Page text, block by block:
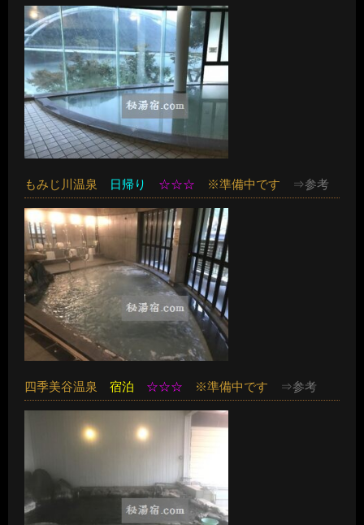
もみじ川温泉 日帰り ☆☆☆ ※準備中です ⇒参考
四季美谷温泉 宿泊 ☆☆☆ ※準備中です ⇒参考